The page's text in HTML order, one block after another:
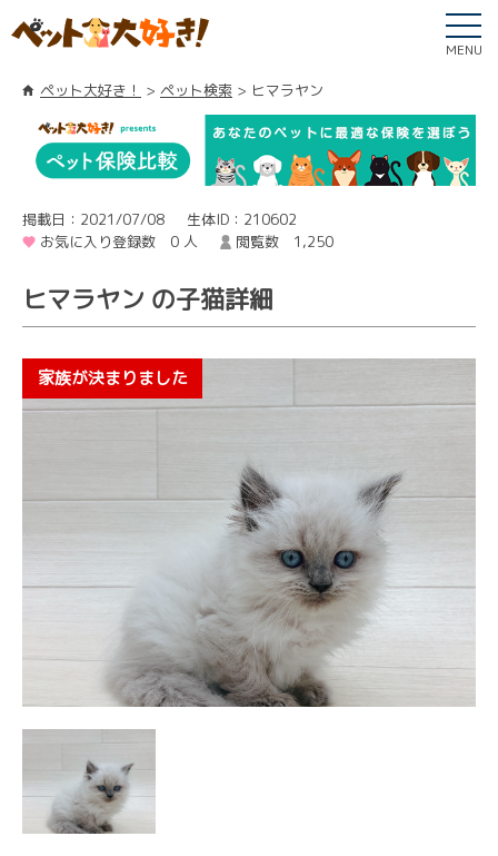
MENU
ペット大好き！ ペット検索 ヒマラヤン
掲載日：2021/07/08
生体ID：210602
お気に入り登録数 0 人
閲覧数 1,250
ヒマラヤン の子猫詳細